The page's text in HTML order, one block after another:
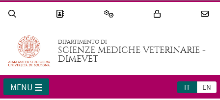
DIPARTIMENTO DI
SCIENZE MEDICHE VETERINARIE -
DIMEVET
IT EN
MENU